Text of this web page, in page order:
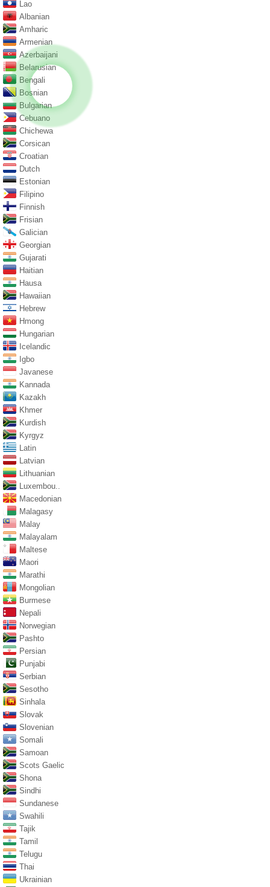
Lao
Albanian
Amharic
Armenian
Azerbaijani
Belarusian
Bengali
Bosnian
Bulgarian
Cebuano
Chichewa
Corsican
Croatian
Dutch
Estonian
Filipino
Finnish
Frisian
Galician
Georgian
Gujarati
Haitian
Hausa
Hawaiian
Hebrew
Hmong
Hungarian
Icelandic
Igbo
Javanese
Kannada
Kazakh
Khmer
Kurdish
Kyrgyz
Latin
Latvian
Lithuanian
Luxembou..
Macedonian
Malagasy
Malay
Malayalam
Maltese
Maori
Marathi
Mongolian
Burmese
Nepali
Norwegian
Pashto
Persian
Punjabi
Serbian
Sesotho
Sinhala
Slovak
Slovenian
Somali
Samoan
Scots Gaelic
Shona
Sindhi
Sundanese
Swahili
Tajik
Tamil
Telugu
Thai
Ukrainian